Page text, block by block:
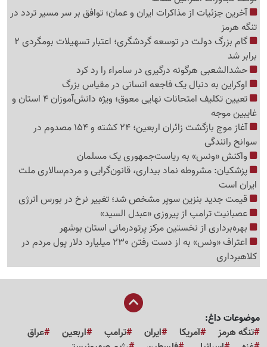
آخرین جزئیات از مذاکرات ایران و عمان؛ توافق بر سر مسیر تردد در
تنگه هرمز
گام بزرگ دولت در توسعه گردشگری؛ اعتبار تسهیلات بومگردی 2
برابر شد
حشدالشعبی هرگونه درگیری در سامراء را رد کرد
اوکراین به دنبال یک فاجعه انسانی در مقیاس بزرگ
تعیین تکلیف امتحانات نهایی معوق؛ ویژه دانش‌آموزان 4 استان و
غایبین موجه
آغاز موج بازگشت زائران اربعین؛ 24 کشته و 154 مصدوم در
سوانح رانندگی
واکنش «ونس» به ریاست‌جمهوری یک مسلمان
پزشکیان: مشروطه نماد بیداری، قانون‌گرایی و مردم‌سالاری ملت
ایران است
قیمت جدید بنزین سوپر مشخص شد؛ تغییر نرخ در بورس انرژی
عصبانیت ترامپ از پیروزی «عبدل السید»
بهره‌برداری از نخستین مرکز پرتودرمانی استان بوشهر
اعتراف «ونس» به از دست رفتن 230 میلیارد دلار پول مردم در
کلاهبرداری
موضوعات داغ:
تنگه هرمز
آمریکا ایران ترامپ اربعین
عراق